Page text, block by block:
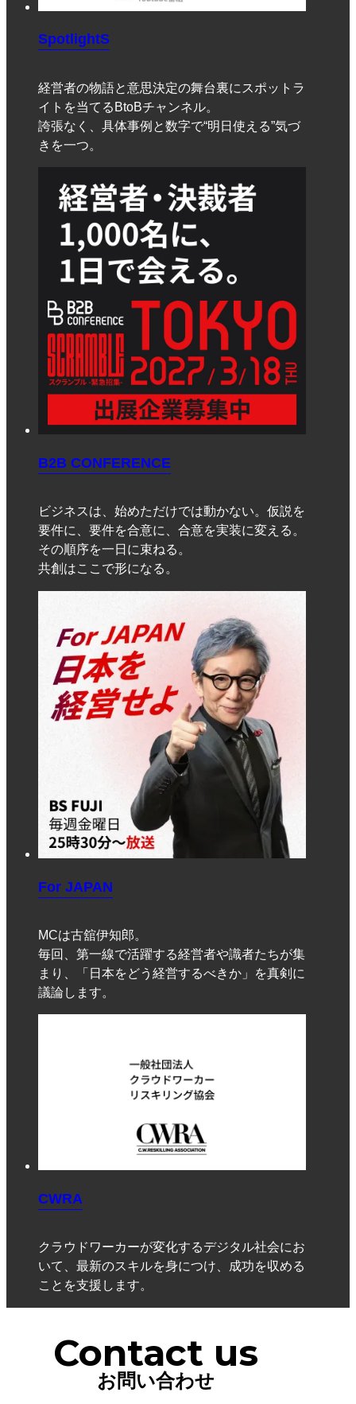
SpotlightS
経営者の物語と意思決定の舞台裏にスポットラ
イトを当てるBtoBチャンネル。
誇張なく、具体事例と数字で“明日使える”気づ
きを一つ。
B2B CONFERENCE
ビジネスは、始めただけでは動かない。仮説を
要件に、要件を合意に、合意を実装に変える。
その順序を一日に束ねる。
共創はここで形になる。
For JAPAN
MCは古舘伊知郎。
毎回、第一線で活躍する経営者や識者たちが集
まり、「日本をどう経営するべきか」を真剣に
議論します。
CWRA
クラウドワーカーが変化するデジタル社会にお
いて、最新のスキルを身につけ、成功を収める
ことを支援します。
Contact us
お問い合わせ